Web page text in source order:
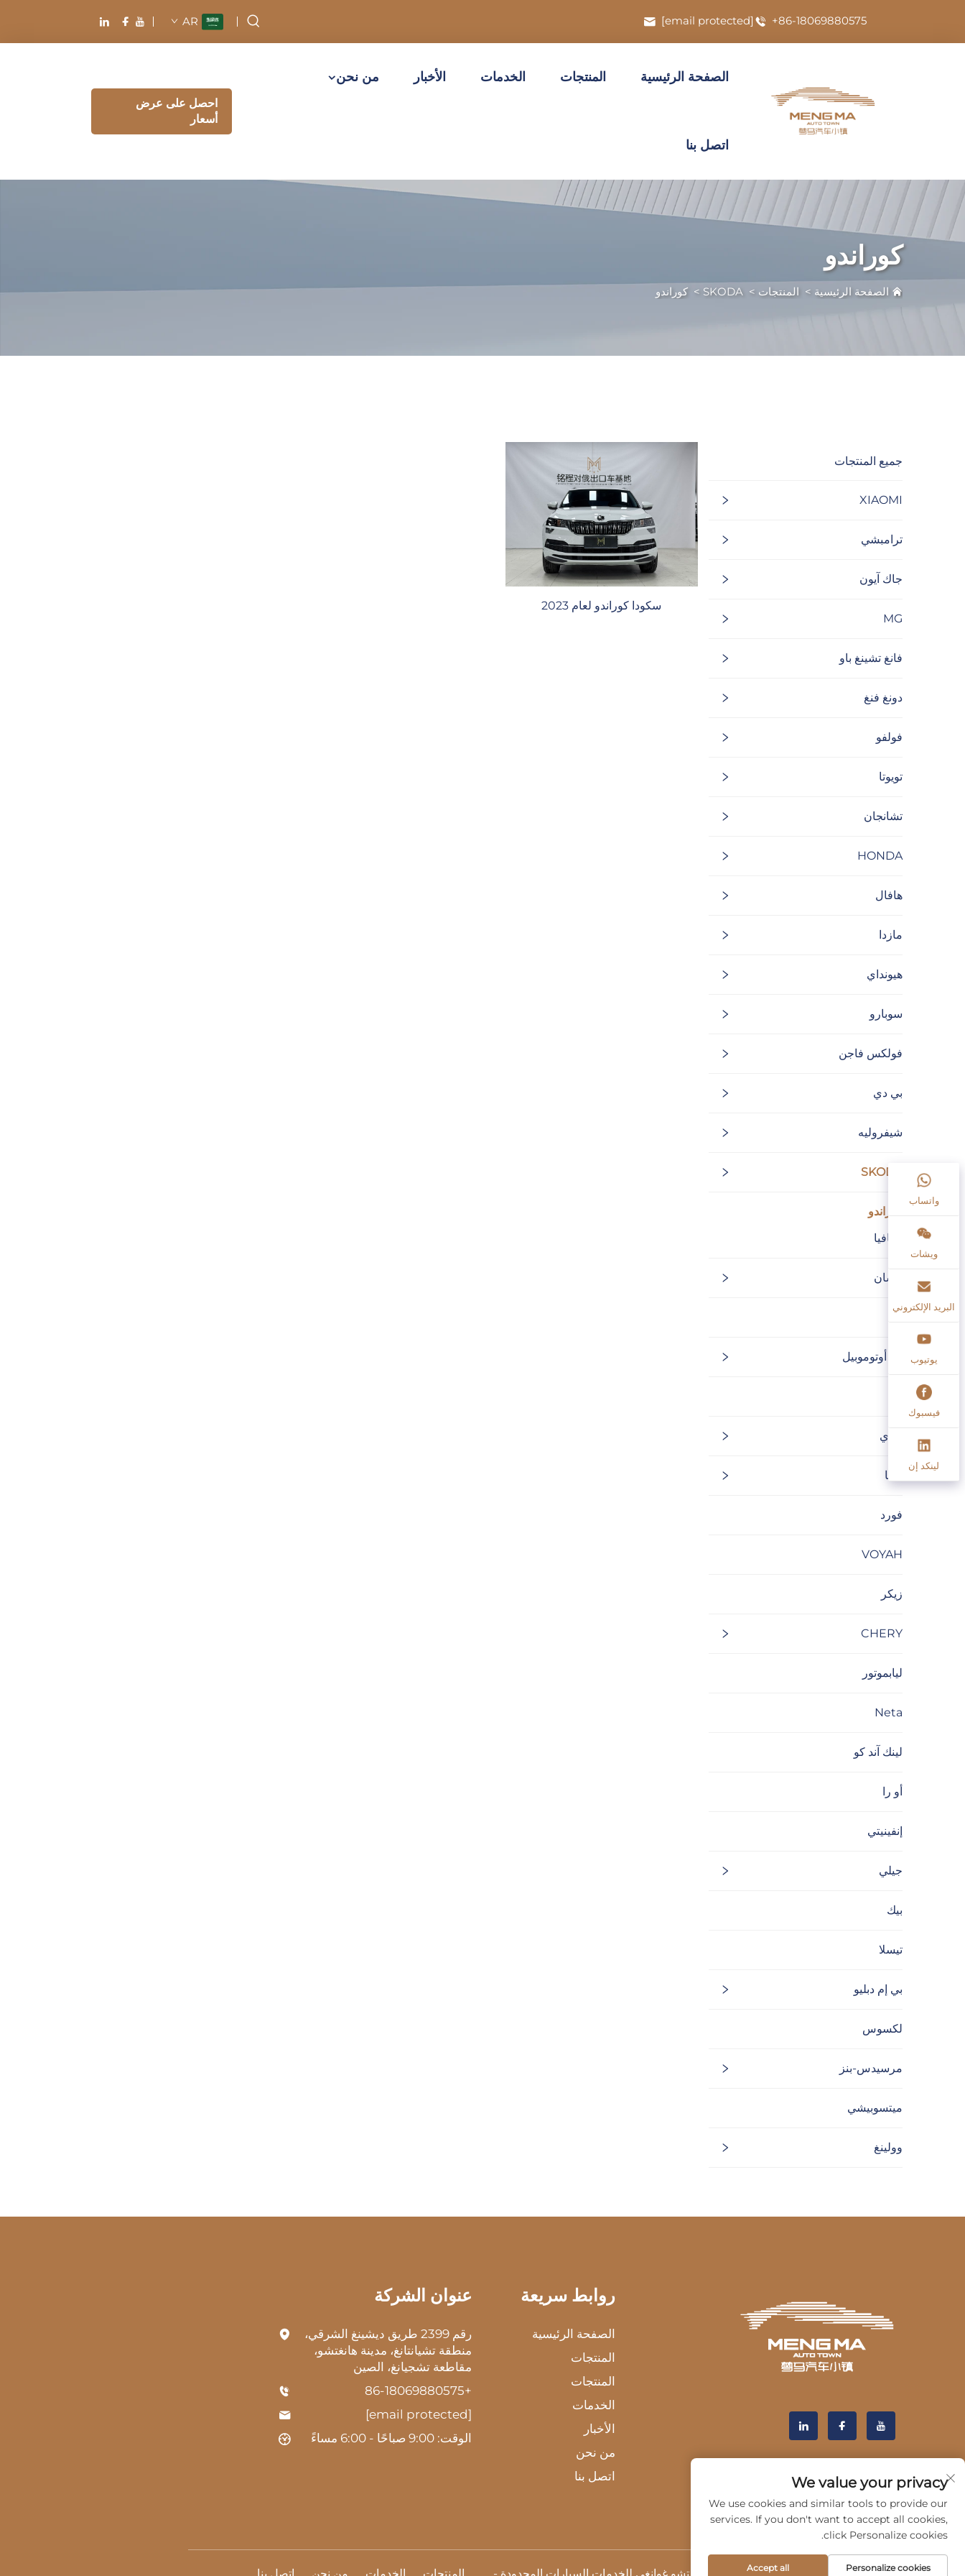
+86-18069880575
[email protected]
AR
الصفحة الرئيسية المنتجات الخدمات الأخبار من نحن
اتصل بنا
احصل على عرض
أسعار
كوراندو
الصفحة الرئيسية > المنتجات >
SKODA
> كوراندو
جميع المنتجات
XIAOMI
ترامبشي
جاك آيون
MG
فانغ تشينغ باو
دونغ فنغ
فولفو
تويوتا
تشانجان
HONDA
هافال
مازدا
هيونداي
سوبارو
فولكس فاجن
بي دي
شيفروليه
SKODA
كوراندو
أكتافيا
نيسان
لي أوتوموبيل
أودي
جيتا
فورد
VOYAH
زيكر
CHERY
ليابموتور
Neta
لينك آند كو
أو را
إنفينيتي
جيلي
بيك
تيسلا
بي إم دبليو
لكسوس
مرسيدس-بنز
ميتسوبيشي
وولينغ
سكودا كوراندو لعام 2023
واتساب
ويشات
البريد الإلكتروني
يوتيوب
فيسبوك
لينكد إن
روابط سريعة
الصفحة الرئيسية
المنتجات
المنتجات
الخدمات
الأخبار
من نحن
اتصل بنا
عنوان الشركة
رقم 2399 طريق ديشينغ الشرقي،
منطقة تشيانتانغ، مدينة هانغتشو،
مقاطعة تشجيانغ، الصين
+86-18069880575
[email protected]
الوقت: 9:00 صباحًا - 6:00 مساءً
We value your privacy
We use cookies and similar tools to provide our
services. If you don't want to accept all cookies,
click Personalize cookies.
Personalize cookies
Accept all